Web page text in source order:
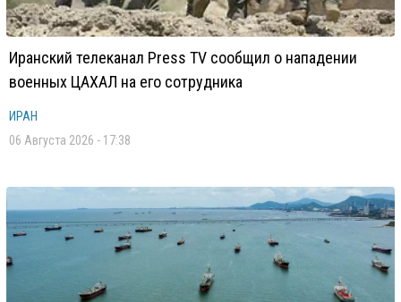
Иранский телеканал Press TV сообщил о нападении
военных ЦАХАЛ на его сотрудника
ИРАН
06 Августа 2026 - 17:38